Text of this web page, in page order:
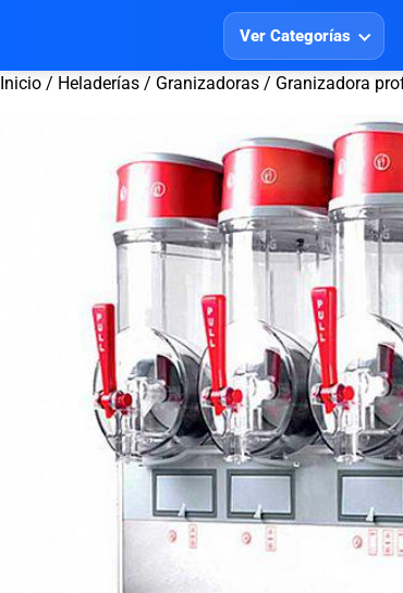
Ver Categorías
Inicio / Heladerías / Granizadoras / Granizadora